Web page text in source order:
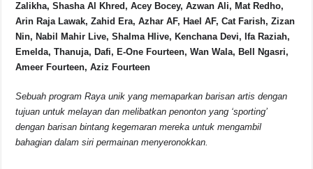
Zalikha, Shasha Al Khred, Acey Bocey, Azwan Ali, Mat Redho,
Arin Raja Lawak, Zahid Era, Azhar AF, Hael AF, Cat Farish, Zizan
Nin, Nabil Mahir Live, Shalma Hlive, Kenchana Devi, Ifa Raziah,
Emelda, Thanuja, Dafi, E-One Fourteen, Wan Wala, Bell Ngasri,
Ameer Fourteen, Aziz Fourteen
Sebuah program Raya unik yang memaparkan barisan artis dengan
tujuan untuk melayan dan melibatkan penonton yang ‘sporting’
dengan barisan bintang kegemaran mereka untuk mengambil
bahagian dalam siri permainan menyeronokkan.